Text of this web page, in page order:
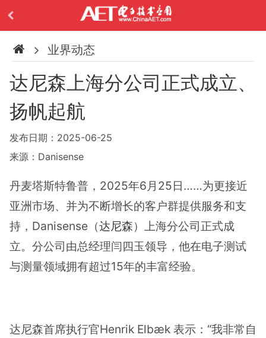
业界动态
达尼森上海分公司正式成立、
扬帆起航
发布日期：2025-06-25
来源：Danisense
丹麦塔斯特鲁普，2025年6月25日……为更接近
亚洲市场、并为不断增长的客户群提供服务和支
持，Danisense（达尼森）上海分公司正式成
立。分公司由总经理闫四玉领导，他在电子测试
与测量领域拥有超过15年的丰富经验。
达尼森首席执行官Henrik Elbæk 表示：“我非常自